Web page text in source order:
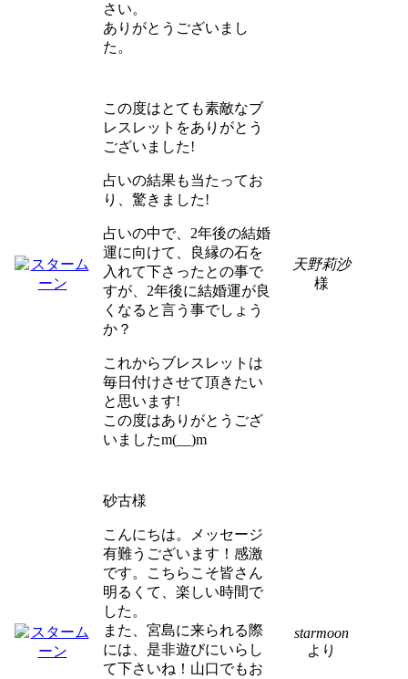
さい。
ありがとうございまし
た。
この度はとても素敵なブ
レスレットをありがとう
ございました!
占いの結果も当たってお
り、驚きました!
占いの中で、2年後の結婚
運に向けて、良縁の石を
入れて下さったとの事で
すが、2年後に結婚運が良
くなると言う事でしょう
か？
これからブレスレットは
毎日付けさせて頂きたい
と思います!
この度はありがとうござ
いましたm(__)m
天野莉沙
様
砂古様
こんにちは。メッセージ
有難うございます！感激
です。こちらこそ皆さん
明るくて、楽しい時間で
した。
また、宮島に来られる際
には、是非遊びにいらし
て下さいね！山口でもお
starmoon
より